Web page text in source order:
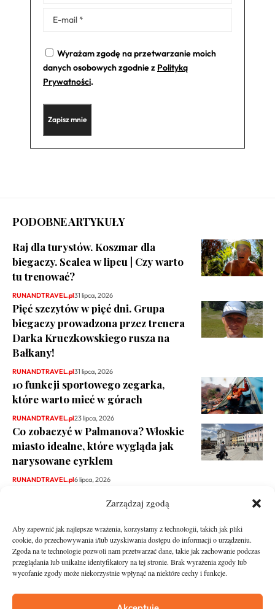
Zarządzaj zgodą
Aby zapewnić jak najlepsze wrażenia, korzystamy z technologii, takich jak pliki
cookie, do przechowywania i/lub uzyskiwania dostępu do informacji o urządzeniu.
Zgoda na te technologie pozwoli nam przetwarzać dane, takie jak zachowanie podczas
przeglądania lub unikalne identyfikatory na tej stronie. Brak wyrażenia zgody lub
wycofanie zgody może niekorzystnie wpłynąć na niektóre cechy i funkcje.
Wyrażam zgodę na przetwarzanie moich
danych osobowych zgodnie z Polityką
Prywatności.
PODOBNE ARTYKUŁY
Raj dla turystów. Koszmar dla
biegaczy. Scalea w lipcu | Czy warto
tu trenować?
RUNANDTRAVEL.pl31 lipca, 2026
Pięć szczytów w pięć dni. Grupa
biegaczy prowadzona przez trenera
Darka Kruczkowskiego rusza na
Bałkany!
RUNANDTRAVEL.pl31 lipca, 2026
10 funkcji sportowego zegarka,
które warto mieć w górach
RUNANDTRAVEL.pl23 lipca, 2026
Co zobaczyć w Palmanova? Włoskie
miasto idealne, które wygląda jak
narysowane cyrklem
RUNANDTRAVEL.pl6 lipca, 2026
O nas